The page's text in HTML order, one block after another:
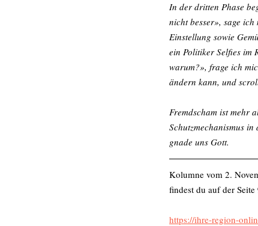
In der dritten Phase
nicht besser», sage
Einstellung sowie
ein Politiker Selfies im
warum?», frage ich
ändern kann, und
Fremdscham ist mehr
Schutzmechanismus
gnade uns Gott.
Kolumne vom 2.
findest du auf der Seite
https://ihre-region-